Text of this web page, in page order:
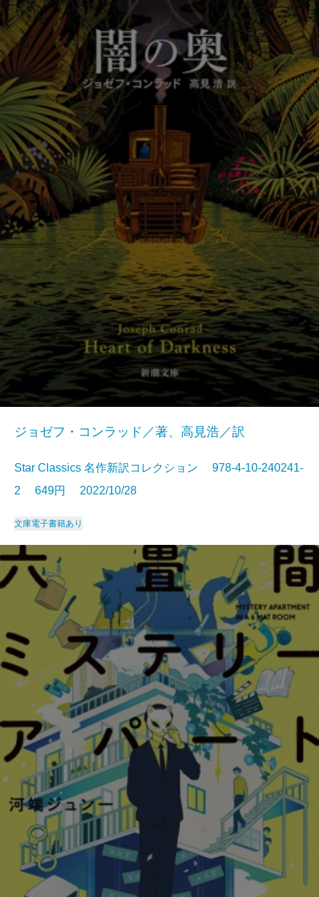
ジョゼフ・コンラッド／著、高見浩／訳
Star Classics 名作新訳コレクション 978-4-10-240241-
2 649円 2022/10/28
文庫電子書籍あり